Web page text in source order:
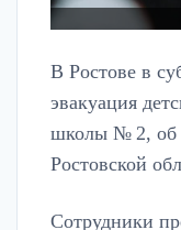
В Ростове в
эвакуация
школы № 2,
Ростовской
Сотрудники